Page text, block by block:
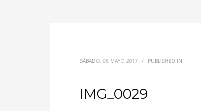
SÁBADO, 06 MAYO 2017 / PUBLISHED IN
IMG_0029